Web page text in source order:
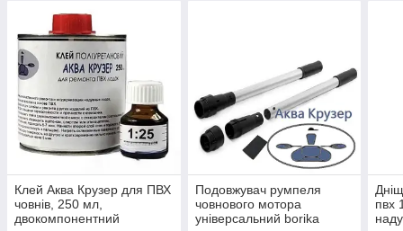
Клей Аква Крузер для ПВХ
човнів, 250 мл,
двокомпонентний
Подовжувач румпеля
човнового мотора
універсальний borika
пвх